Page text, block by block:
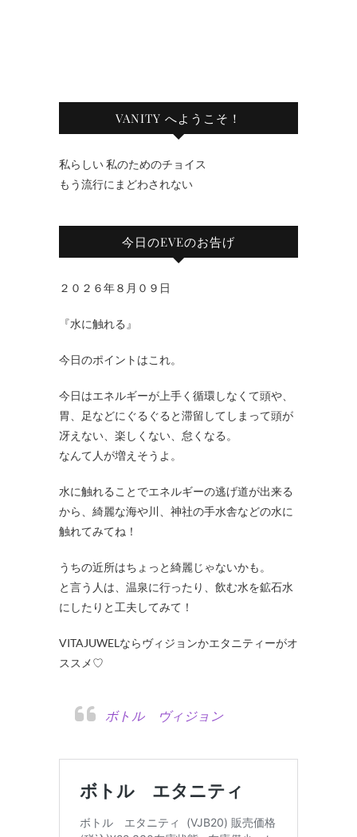
VANITY へようこそ！
私らしい 私のためのチョイス
もう流行にまどわされない
今日のEVEのお告げ
２０２６年８月０９日
『水に触れる』
今日のポイントはこれ。
今日はエネルギーが上手く循環しなくて頭や、
胃、足などにぐるぐると滞留してしまって頭が
冴えない、楽しくない、怠くなる。
なんて人が増えそうよ。
水に触れることでエネルギーの逃げ道が出来る
から、綺麗な海や川、神社の手水舎などの水に
触れてみてね！
うちの近所はちょっと綺麗じゃないかも。
と言う人は、温泉に行ったり、飲む水を鉱石水
にしたりと工夫してみて！
VITAJUWELならヴィジョンかエタニティーがオ
ススメ♡
ボトル ヴィジョン